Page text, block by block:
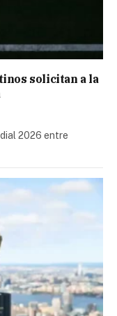
solicitan a la
2026 entre